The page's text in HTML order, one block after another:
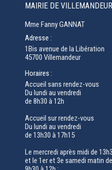
MAIRIE DE VILLEMANDEUR
Mme Fanny GANNAT
Adresse :
1Bis avenue de la Libération
45700 Villemandeur
Horaires :
Accueil sans rendez-vous
Du lundi au vendredi
de 8h30 à 12h
Accueil sur rendez-vous
Du lundi au vendredi
de 13h30 à 17h15
Le mercredi après midi de
et le 1er et 3e samedi matin